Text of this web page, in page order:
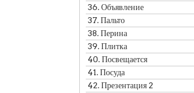
36.Объявление
37.Пальто
38.Перина
39.Плитка
40.Посвещается
41.Посуда
42.Презентация 2